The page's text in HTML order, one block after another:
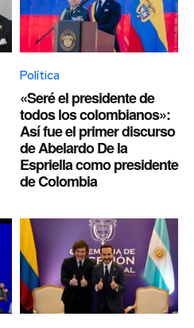
Política
«Seré el presidente de
todos los colombianos»:
Así fue el primer discurso
de Abelardo De la
Espriella como presidente
de Colombia